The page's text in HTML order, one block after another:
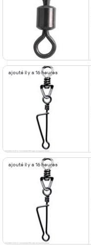
ajouté il y a 16 heures
ajouté il y a 16 heures